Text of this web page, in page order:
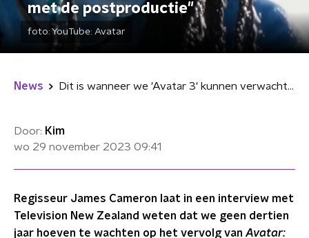
met de postproductie"
foto: YouTube: Avatar
News Dit is wanneer we 'Avatar 3' kunnen verwachten: "We zijn begonnen met de postproductie"
Door: Kim
wo 29 november 2023 09:41
Regisseur James Cameron laat in een interview met
Television New Zealand weten dat we geen dertien
jaar hoeven te wachten op het vervolg van Avatar: